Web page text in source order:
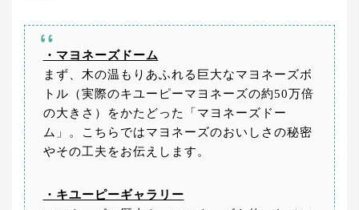
・マヨネーズドーム
まず、木の温もりあふれる巨大なマヨネーズボ
トル（実際のキユーピーマヨネーズの約50万倍
の大きさ）をかたどった「マヨネーズドー
ム」。こちらではマヨネーズのおいしさの秘密
やその工夫をお伝えします。
・キユーピーギャラリー